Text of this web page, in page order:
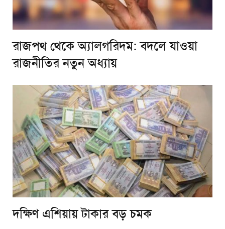
রাজপথ থেকে অ্যালগরিদম: বদলে যাওয়া
রাজনীতির নতুন অধ্যায়
দক্ষিণ এশিয়ায় টাকার বড় চমক